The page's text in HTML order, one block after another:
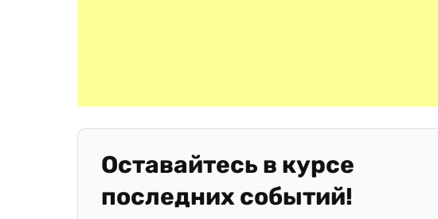
Оставайтесь в курсе
последних событий!